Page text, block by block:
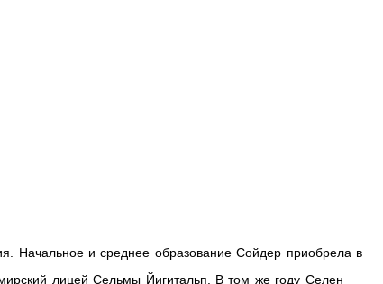
Начальное и среднее образование Сойдер приобрела в
лицей Сельмы Йигитальп. В том же году Селен